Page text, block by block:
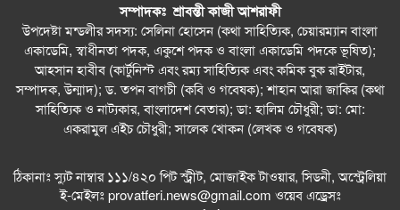
সম্পাদকঃ শ্রাবন্তী কাজী আশরাফী
উপদেষ্টা মন্ডলীর সদস্য: সেলিনা হোসেন (কথা সাহিত্যিক, চেয়ারম্যান বাংলা
একাডেমি, স্বাধীনতা পদক, একুশে পদক ও বাংলা একাডেমি পদকে ভূষিত);
আহসান হাবীব (কার্টুনিস্ট এবং রম্য সাহিত্যিক এবং কমিক বুক রাইটার,
সম্পাদক, উন্মাদ); ড. তপন বাগচী (কবি ও গবেষক); শাহান আরা জাকির (কথা
সাহিত্যিক ও নাট্যকার, বাংলাদেশ বেতার); ডা: হালিম চৌধুরী; ডা: মো:
একরামুল এইচ চৌধুরী; সালেক খোকন (লেখক ও গবেষক)
ঠিকানাঃ স্যুট নাম্বার ১১১/৪২০ পিট স্ট্রীট, মোজাইক টাওয়ার, সিডনী, অস্ট্রেলিয়া
ই-মেইলঃprovatferi.news@gmail.com ওয়েব এড্রেসঃ